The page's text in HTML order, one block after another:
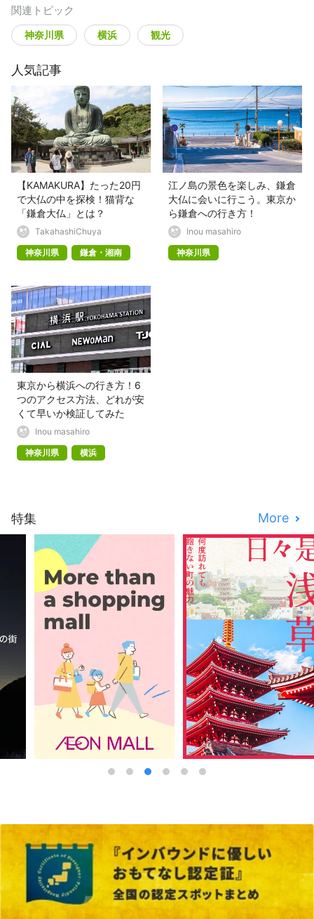
関連トピック
神奈川県 横浜 観光
人気記事
【KAMAKURA】たった20円
で大仏の中を探検！猫背な
「鎌倉大仏」とは？
TakahashiChuya
神奈川県
鎌倉・湘南
江ノ島の景色を楽しみ、鎌倉
大仏に会いに行こう。東京か
ら鎌倉への行き方！
Inou masahiro
神奈川県
東京から横浜への行き方！6
つのアクセス方法、どれが安
くて早いか検証してみた
Inou masahiro
神奈川県
横浜
特集 More